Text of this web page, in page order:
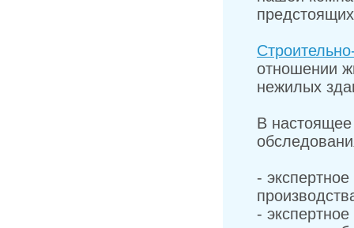
отношении
нежилых
В настоящее
-
-